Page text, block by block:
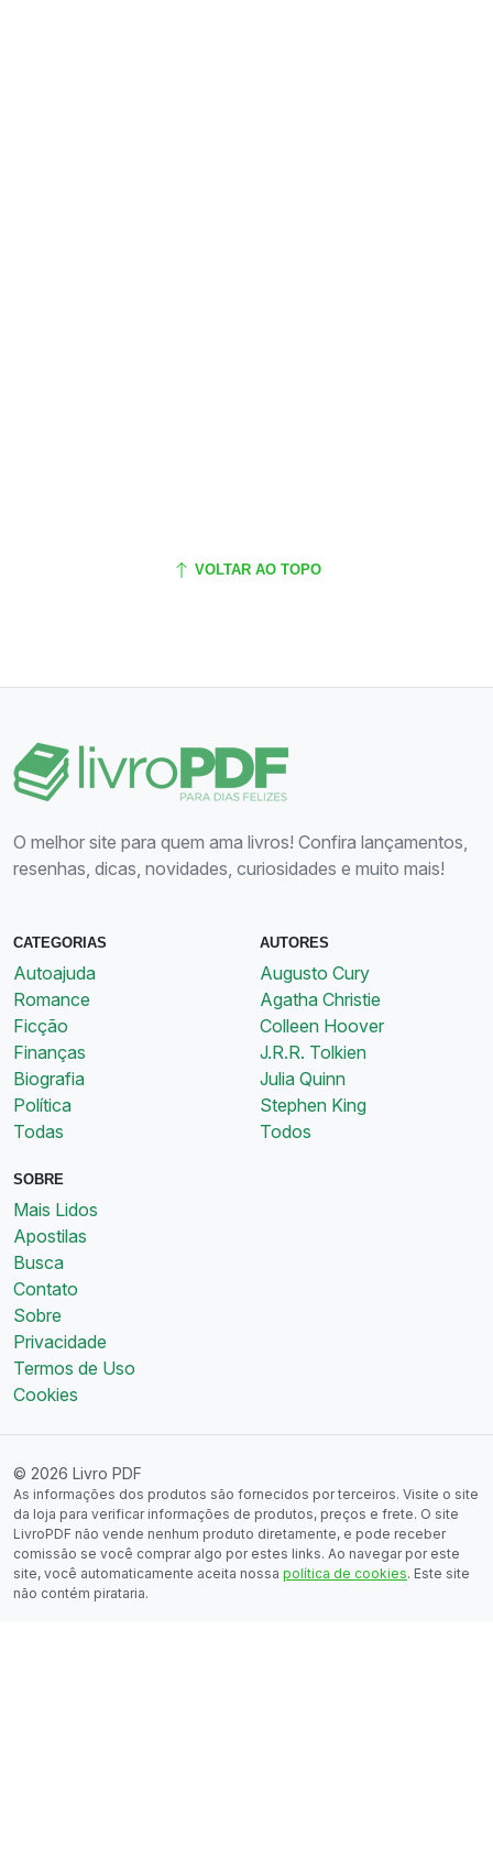
VOLTAR AO TOPO
O melhor site para quem ama livros! Confira lançamentos,
resenhas, dicas, novidades, curiosidades e muito mais!
CATEGORIAS
Autoajuda
Romance
Ficção
Finanças
Biografia
Política
Todas
AUTORES
Augusto Cury
Agatha Christie
Colleen Hoover
J.R.R. Tolkien
Julia Quinn
Stephen King
Todos
SOBRE
Mais Lidos
Apostilas
Busca
Contato
Sobre
Privacidade
Termos de Uso
Cookies
© 2026 Livro PDF
As informações dos produtos são fornecidos por terceiros. Visite o site
da loja para verificar informações de produtos, preços e frete. O site
LivroPDF não vende nenhum produto diretamente, e pode receber
comissão se você comprar algo por estes links. Ao navegar por este
site, você automaticamente aceita nossa política de cookies. Este site
não contém pirataria.